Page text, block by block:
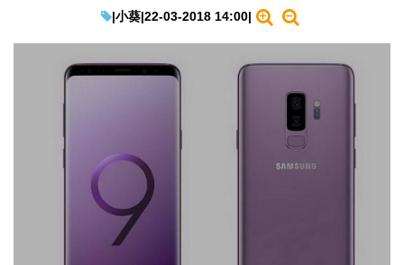
遊戲動漫
教學評測
IT Times
生成式AI與雲端應用
Enterprise Digital Transformation
|小葵|22-03-2018 14:00|